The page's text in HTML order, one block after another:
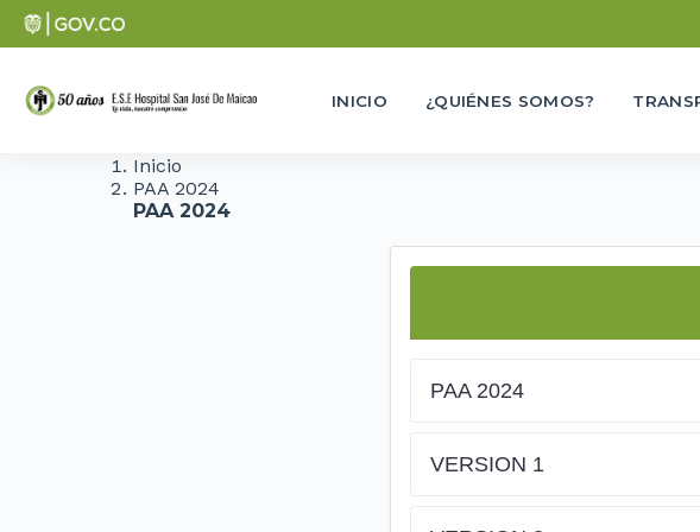
INICIO ¿QUIÉNES SOMOS?
Inicio
PAA 2024
PAA 2024
PAA 2024
VERSION 1